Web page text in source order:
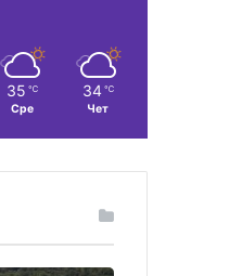
35 ℃
Сре
34 ℃
Чет